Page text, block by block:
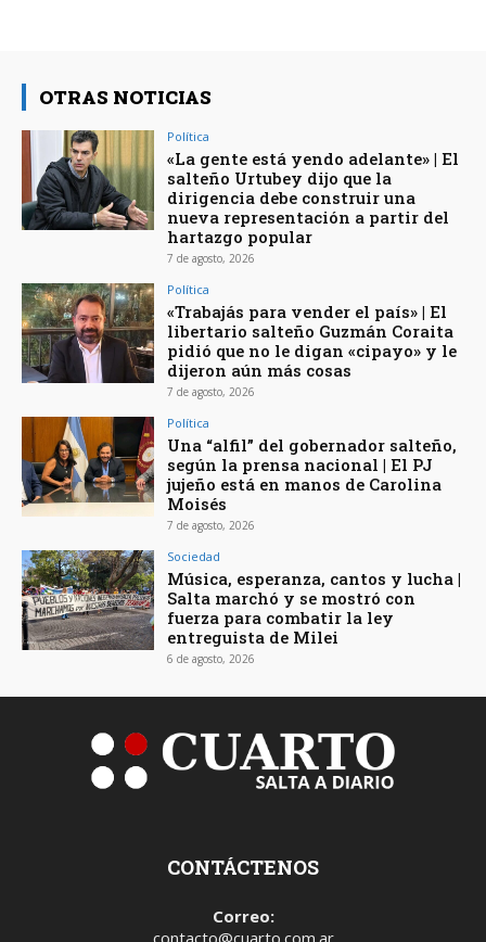
OTRAS NOTICIAS
Política
«La gente está yendo adelante» | El
salteño Urtubey dijo que la
dirigencia debe construir una
nueva representación a partir del
hartazgo popular
7 de agosto, 2026
Política
«Trabajás para vender el país» | El
libertario salteño Guzmán Coraita
pidió que no le digan «cipayo» y le
dijeron aún más cosas
7 de agosto, 2026
Política
Una “alfil” del gobernador salteño,
según la prensa nacional | El PJ
jujeño está en manos de Carolina
Moisés
7 de agosto, 2026
Sociedad
Música, esperanza, cantos y lucha |
Salta marchó y se mostró con
fuerza para combatir la ley
entreguista de Milei
6 de agosto, 2026
CONTÁCTENOS
Correo: